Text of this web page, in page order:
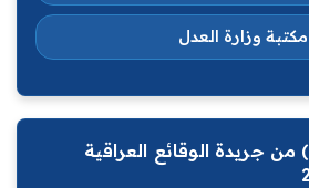
مكتبة وزارة العدل
صدر العدد (4875) من جريدة الوقائع العراقية